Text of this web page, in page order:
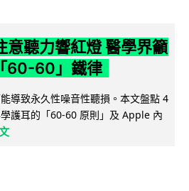
聽力響紅燈 醫學界籲
60-60」鐵律
導致永久性噪音性聽損。本文盤點 4
護耳的「60-60 原則」及 Apple 內